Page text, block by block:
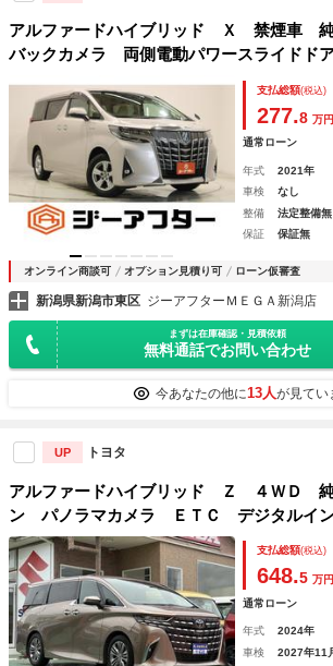
アルファードハイブリッド Ｘ 禁煙車
バックカメラ 両側電動パワースライドド
コントロール ＬＥＤヘッドライト ＬＥＤ
イト ＥＴＣ リアトラフィックアラート
ｈ接続
支払総額(税込)
277.8 万円
通常ローン
年式 2021年
車検
なし
整備
法定整備無
保証
保証無
オンライン商談可 オプション見積り可 ローン仮審査
新潟県新潟市東区 ジーアフターＭＥＧＡ新潟店
まずは在庫確認・見積依頼
無料通話でお問い合わせ
今あなたの他に13人が見てい
UP トヨタ
アルファードハイブリッド Ｚ ４ＷＤ 純
ン パノラマカメラ ＥＴＣ デジタルイ
トヒーター＆ベンチレーション 後席モニ
アコン ロールサンシェード パワーシー
ア
支払総額(税込)
648.5 万円
通常ローン
年式 2024年
車検
2027年11